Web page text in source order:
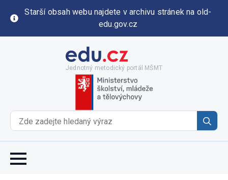
Starší obsah webu najdete v archivu stránek na old-
edu.gov.cz
Jednotný metodický portál MŠMT
for: